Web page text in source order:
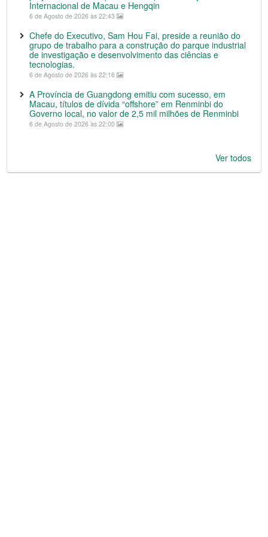
Internacional de Macau e Hengqin
6 de Agosto de 2026 às 22:43
Chefe do Executivo, Sam Hou Fai, preside a reunião do
grupo de trabalho para a construção do parque industrial
de investigação e desenvolvimento das ciências e
tecnologias.
6 de Agosto de 2026 às 22:16
A Província de Guangdong emitiu com sucesso, em
Macau, títulos de dívida “offshore” em Renminbi do
Governo local, no valor de 2,5 mil milhões de Renminbi
6 de Agosto de 2026 às 22:00
Ver todos